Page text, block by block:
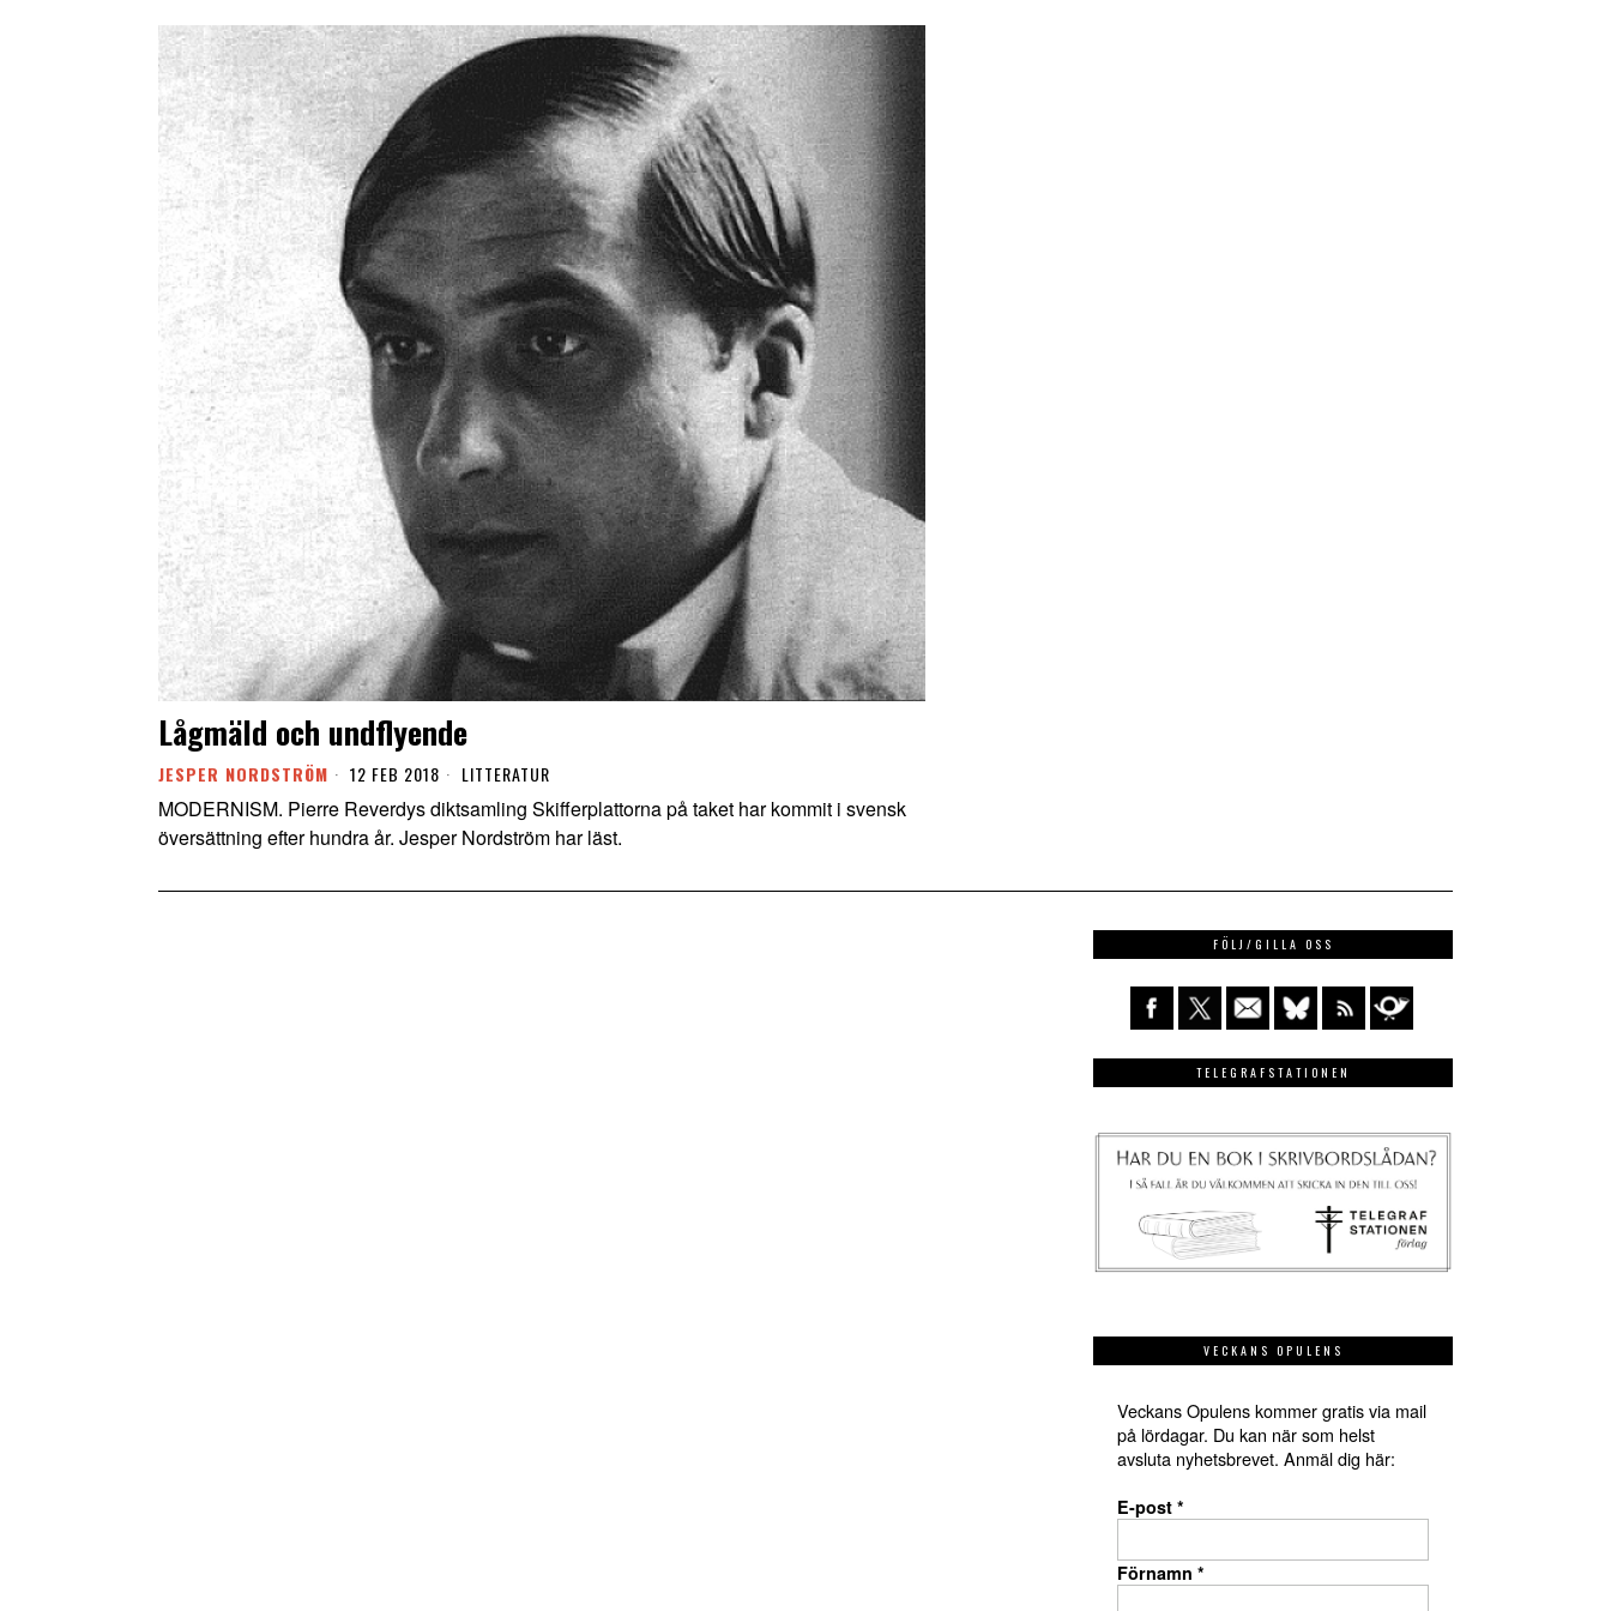
Lågmäld och undflyende
JESPER NORDSTRÖM 12 FEB 2018 LITTERATUR
MODERNISM. Pierre Reverdys diktsamling Skifferplattorna på taket har kommit i svensk
översättning efter hundra år. Jesper Nordström har läst.
FÖLJ/GILLA OSS
TELEGRAFSTATIONEN
VECKANS OPULENS
Veckans Opulens kommer gratis via mail
på lördagar. Du kan när som helst
avsluta nyhetsbrevet. Anmäl dig här:
E-post *
Förnamn *